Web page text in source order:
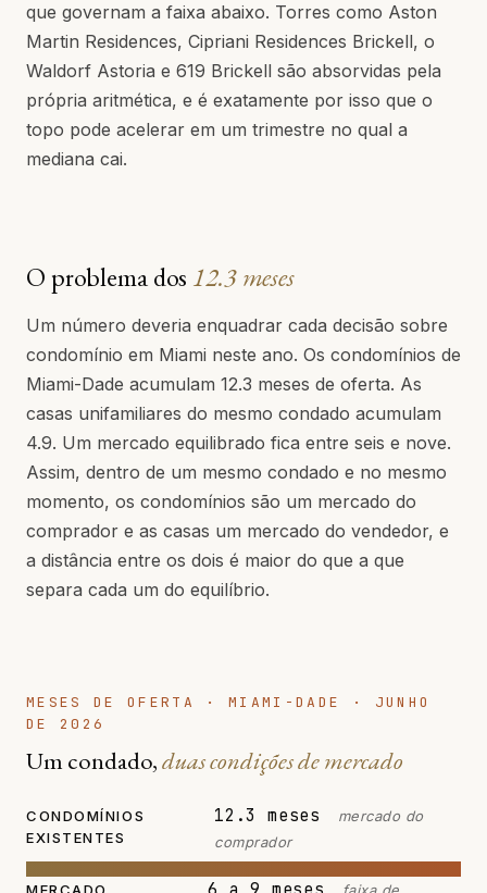
que governam a faixa abaixo. Torres como Aston
Martin Residences, Cipriani Residences Brickell, o
Waldorf Astoria e 619 Brickell são absorvidas pela
própria aritmética, e é exatamente por isso que o
topo pode acelerar em um trimestre no qual a
mediana cai.
O problema dos 12.3 meses
Um número deveria enquadrar cada decisão sobre
condomínio em Miami neste ano. Os condomínios de
Miami-Dade acumulam 12.3 meses de oferta. As
casas unifamiliares do mesmo condado acumulam
4.9. Um mercado equilibrado fica entre seis e nove.
Assim, dentro de um mesmo condado e no mesmo
momento, os condomínios são um mercado do
comprador e as casas um mercado do vendedor, e
a distância entre os dois é maior do que a que
separa cada um do equilíbrio.
MESES DE OFERTA · MIAMI-DADE · JUNHO
DE 2026
Um condado,duas condições de mercado
CONDOMÍNIOS
EXISTENTES
12.3 meses
mercado do
comprador